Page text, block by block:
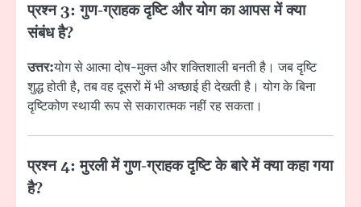
प्रश्न 3: गुण-ग्राहक दृष्टि और योग का आपस में क्या
संबंध है?
उत्तर:योग से आत्मा दोष-मुक्त और शक्तिशाली बनती है। जब दृष्टि
शुद्ध होती है, तब वह दूसरों में भी अच्छाई ही देखती है। योग के बिना
दृष्टिकोण स्थायी रूप से सकारात्मक नहीं रह सकता।
प्रश्न 4: मुरली में गुण-ग्राहक दृष्टि के बारे में क्या कहा गया
है?